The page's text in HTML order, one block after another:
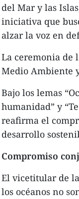
del Mar y las
iniciativa que
alzar la voz en
La ceremonia de
Medio Ambiente
Bajo los lemas
humanidad” y
reafirma el
desarrollo
Compromiso
El vicetitular de
los océanos no